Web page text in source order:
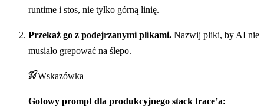
runtime i stos, nie tylko górną linię.
Przekaż go z podejrzanymi plikami. Nazwij pliki, by AI nie
musiało grepować na ślepo.
Wskazówka
Gotowy prompt dla produkcyjnego stack trace’a: